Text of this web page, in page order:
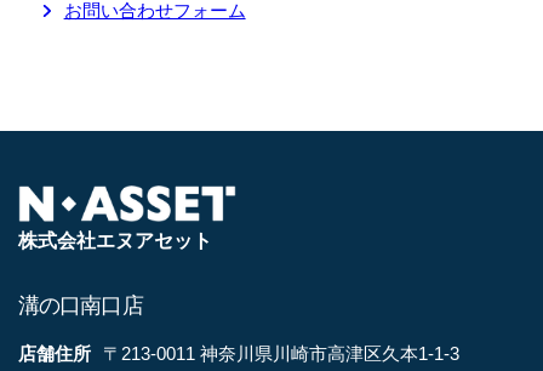
お問い合わせフォーム
株式会社エヌアセット
溝の口南口店
店舗住所
〒213-0011 神奈川県川崎市高津区久本1-1-3